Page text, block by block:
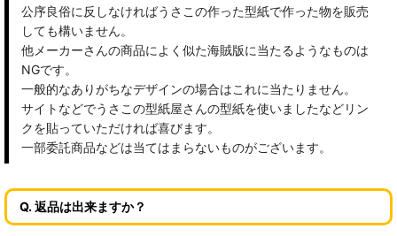
公序良俗に反しなければうさこの作った型紙で作った物を販売
しても構いません。
他メーカーさんの商品によく似た海賊版に当たるようなものは
NGです。
一般的なありがちなデザインの場合はこれに当たりません。
サイトなどでうさこの型紙屋さんの型紙を使いましたなどリン
クを貼っていただければ喜びます。
一部委託商品などは当てはまらないものがございます。
Q. 返品は出来ますか？